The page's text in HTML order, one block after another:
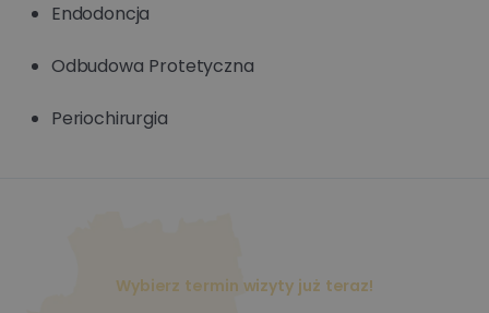
Endodoncja
Odbudowa Protetyczna
Periochirurgia
Wybierz termin wizyty już teraz!